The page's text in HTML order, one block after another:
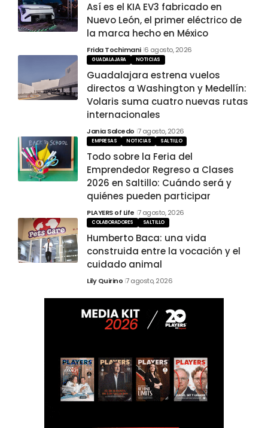
Así es el KIA EV3 fabricado en
Nuevo León, el primer eléctrico de
la marca hecho en México
Frida Tochimani 6 agosto, 2026
GUADALAJARA NOTICIAS
Guadalajara estrena vuelos
directos a Washington y Medellín:
Volaris suma cuatro nuevas rutas
internacionales
Jania Salcedo 7 agosto, 2026
EMPRESAS NOTICIAS SALTILLO
Todo sobre la Feria del
Emprendedor Regreso a Clases
2026 en Saltillo: Cuándo será y
quiénes pueden participar
PLAYERS of Life 7 agosto, 2026
COLABORADORES SALTILLO
Humberto Baca: una vida
construida entre la vocación y el
cuidado animal
Lily Quirino 7 agosto, 2026